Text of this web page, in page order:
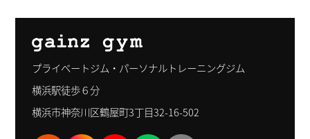
プライベートジム・パーソナルトレーニングジム
横浜駅徒歩６分
横浜市神奈川区鶴屋町3丁目32-16-502